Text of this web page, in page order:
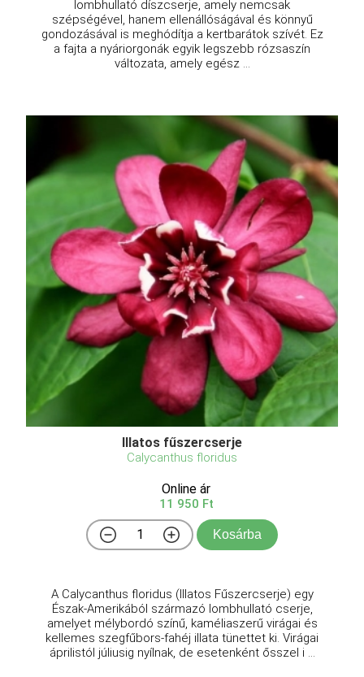
lombhullató díszcserje, amely nemcsak
szépségével, hanem ellenállóságával és könnyű
gondozásával is meghódítja a kertbarátok szívét. Ez
a fajta a nyáriorgonák egyik legszebb rózsaszín
változata, amely egész ...
Illatos fűszercserje
Calycanthus floridus
Online ár
11 950 Ft
Kosárba
A Calycanthus floridus (Illatos Fűszercserje) egy
Észak-Amerikából származó lombhullató cserje,
amelyet mélybordó színű, kaméliaszerű virágai és
kellemes szegfűbors-fahéj illata tünettet ki. Virágai
áprilistól júliusig nyílnak, de esetenként ősszel i ...